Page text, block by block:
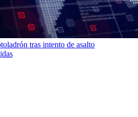
tras intento de asalto